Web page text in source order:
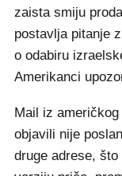
zaista smiju
postavlja pitanje
o odabiru
Amerikanci
Mail iz
objavili nije
druge adrese,